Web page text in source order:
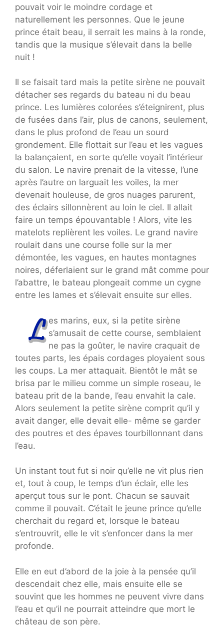
pouvait voir le moindre cordage et
naturellement les personnes. Que le jeune
prince était beau, il serrait les mains à la ronde,
tandis que la musique s’élevait dans la belle
nuit !
Il se faisait tard mais la petite sirène ne pouvait
détacher ses regards du bateau ni du beau
prince. Les lumières colorées s’éteignirent, plus
de fusées dans l’air, plus de canons, seulement,
dans le plus profond de l’eau un sourd
grondement. Elle flottait sur l’eau et les vagues
la balançaient, en sorte qu’elle voyait l’intérieur
du salon. Le navire prenait de la vitesse, l’une
après l’autre on larguait les voiles, la mer
devenait houleuse, de gros nuages parurent,
des éclairs sillonnèrent au loin le ciel. Il allait
faire un temps épouvantable ! Alors, vite les
matelots replièrent les voiles. Le grand navire
roulait dans une course folle sur la mer
démontée, les vagues, en hautes montagnes
noires, déferlaient sur le grand mât comme pour
l’abattre, le bateau plongeait comme un cygne
entre les lames et s’élevait ensuite sur elles.
es marins, eux, si la petite sirène
s’amusait de cette course, semblaient
ne pas la goûter, le navire craquait de
toutes parts, les épais cordages ployaient sous
les coups. La mer attaquait. Bientôt le mât se
brisa par le milieu comme un simple roseau, le
bateau prit de la bande, l’eau envahit la cale.
Alors seulement la petite sirène comprit qu’il y
avait danger, elle devait elle- même se garder
des poutres et des épaves tourbillonnant dans
l’eau.
Un instant tout fut si noir qu’elle ne vit plus rien
et, tout à coup, le temps d’un éclair, elle les
aperçut tous sur le pont. Chacun se sauvait
comme il pouvait. C’était le jeune prince qu’elle
cherchait du regard et, lorsque le bateau
s’entrouvrit, elle le vit s’enfoncer dans la mer
profonde.
Elle en eut d’abord de la joie à la pensée qu’il
descendait chez elle, mais ensuite elle se
souvint que les hommes ne peuvent vivre dans
l’eau et qu’il ne pourrait atteindre que mort le
château de son père.